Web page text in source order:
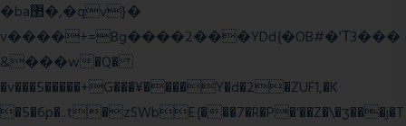
�ba޲�,�qv}�
v����+=Bg����2���YDd{�OB#�'Τ3���
&���w�Q�
�v���5�����+G���¥����Y�d�2�ZUF1,�K
�5�6p�..t�zSWbE{���7�R�P�'��Z�\�ʒ���j�T